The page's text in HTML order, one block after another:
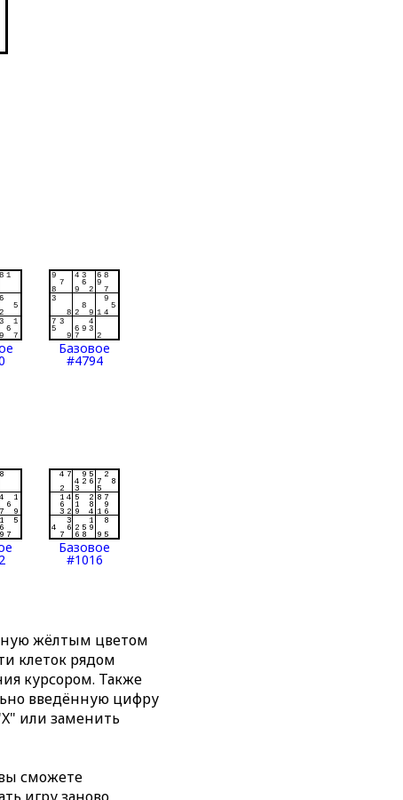
Базовое
#4794
Базовое
#1016
жёлтым цветом
клеток рядом
курсором. Также
введённую цифру
или заменить
сможете